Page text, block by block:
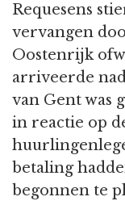
Requesens
vervangen
Oostenrijk
arriveerde
van Gent was
in reactie op
betaling
begonnen te